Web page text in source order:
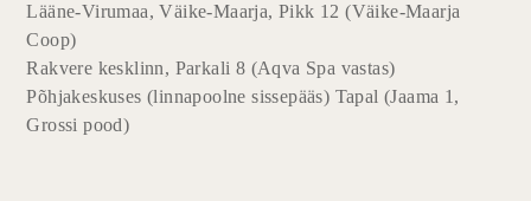
Lääne-Virumaa, Väike-Maarja, Pikk 12 (Väike-Maarja
Coop)
Rakvere kesklinn, Parkali 8 (Aqva Spa vastas)
Põhjakeskuses (linnapoolne sissepääs) Tapal (Jaama 1,
Grossi pood)